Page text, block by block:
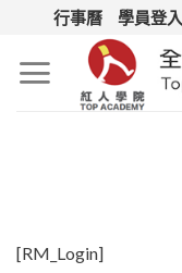
content
行事曆 學員登入
[RM_Login]